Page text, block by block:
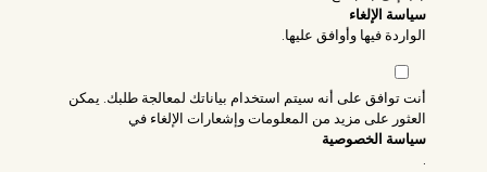
سياسة الإلغاء
الواردة فيها وأوافق عليها.
أنت توافق على أنه سيتم استخدام بياناتك لمعالجة طلبك. يمكن
العثور على مزيد من المعلومات وإشعارات الإلغاء في
سياسة الخصوصية
.